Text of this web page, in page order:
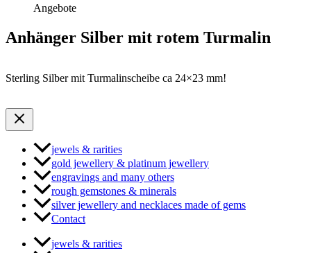
Angebote
Anhänger Silber mit rotem Turmalin
Sterling Silber mit Turmalinscheibe ca 24×23 mm!
jewels & rarities
gold jewellery & platinum jewellery
engravings and many others
rough gemstones & minerals
silver jewellery and necklaces made of gems
Contact
jewels & rarities